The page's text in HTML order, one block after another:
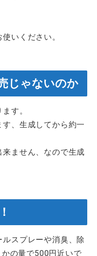
いください。
じゃないのか
す。
、生成してから約一
ません、なので生成
スプレーや消臭、除
の量で500円近いで